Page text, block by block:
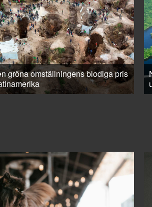
gröna omställningens blodiga pris